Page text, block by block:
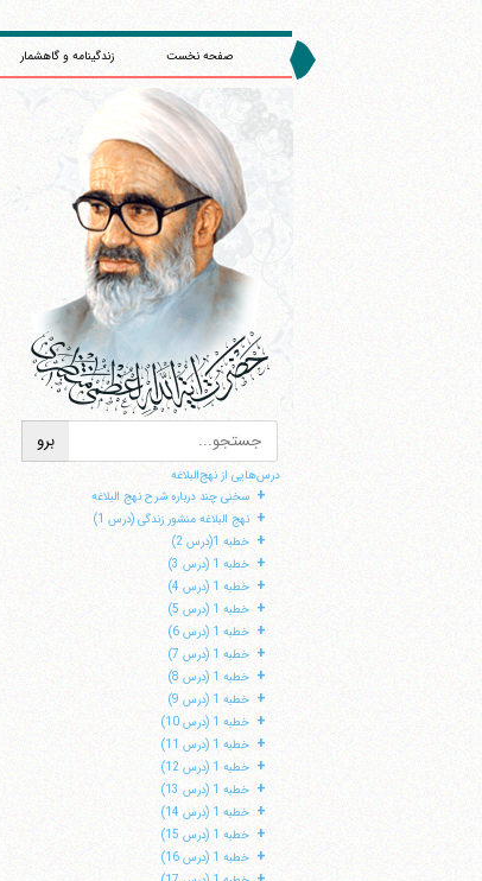
صفحه نخست زندگینامه و گاهشمار
درس‌هایی از نهج‌البلاغه
+ سخنی چند درباره شرح نهج البلاغه
+ نهج البلاغه منشور زندگی (درس 1)
+ خطبه 1(درس 2)
+ خطبه 1 (درس 3)
+ خطبه 1 (درس 4)
+ خطبه 1 (درس 5)
+ خطبه 1 (درس 6)
+ خطبه 1 (درس 7)
+ خطبه 1 (درس 8)
+ خطبه 1 (درس 9)
+ خطبه 1 (درس 10)
+ خطبه 1 (درس 11)
+ خطبه 1 (درس 12)
+ خطبه 1 (درس 13)
+ خطبه 1 (درس 14)
+ خطبه 1 (درس 15)
+ خطبه 1 (درس 16)